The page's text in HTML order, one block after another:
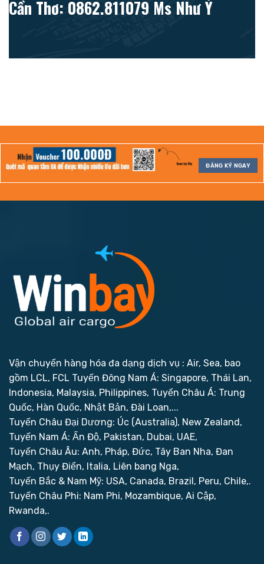
Cần Thơ: 0862.811079 Ms Như Ý
ĐĂNG KÝ NGAY
Vận chuyển hàng hóa đa dạng dịch vụ : Air, Sea, bao
gồm LCL, FCL Tuyến Đông Nam Á: Singapore, Thái Lan,
Indonesia, Malaysia, Philippines, Tuyến Châu Á: Trung
Quốc, Hàn Quốc, Nhật Bản, Đài Loan,...
Tuyến Châu Đại Dương: Úc (Australia), New Zealand,
Tuyến Nam Á: Ấn Độ, Pakistan, Dubai, UAE,
Tuyến Châu Âu: Anh, Pháp, Đức, Tây Ban Nha, Đan
Mạch, Thụy Điển, Italia, Liên bang Nga,
Tuyến Bắc & Nam Mỹ: USA, Canada, Brazil, Peru, Chile,.
Tuyến Châu Phi: Nam Phi, Mozambique, Ai Cập,
Rwanda,.